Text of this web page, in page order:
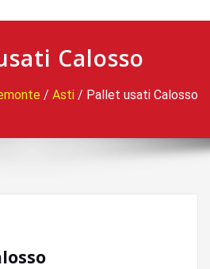
Calosso
/ Asti / Pallet usati Calosso